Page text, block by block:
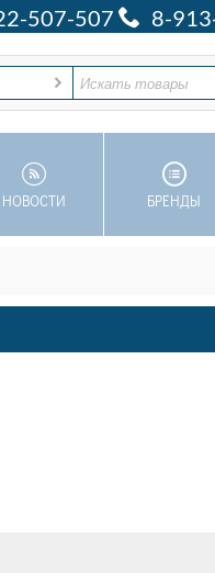
507-507 8-
НОВОСТИ БРЕНДЫ